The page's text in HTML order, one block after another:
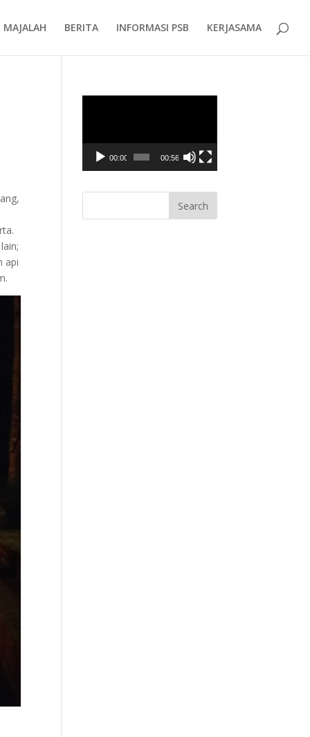
MAJALAH BERITA INFORMASI PSB KERJASAMA
api
00:00 00:56